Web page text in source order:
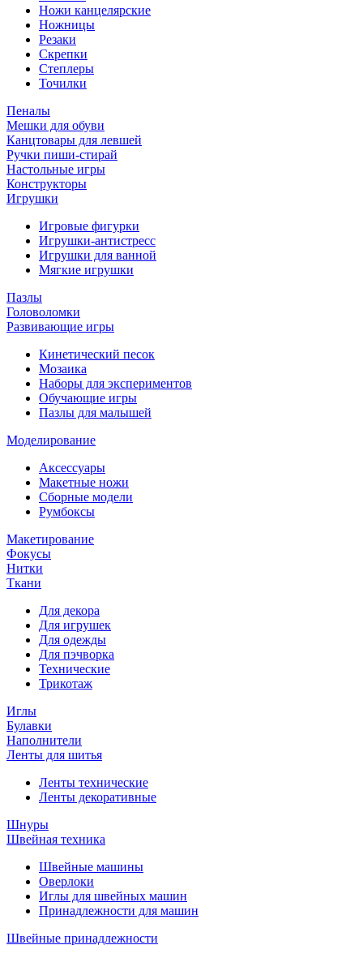
Ножи канцелярские
Ножницы
Резаки
Скрепки
Степлеры
Точилки
Пеналы
Мешки для обуви
Канцтовары для левшей
Ручки пиши-стирай
Настольные игры
Конструкторы
Игрушки
Игровые фигурки
Игрушки-антистресс
Игрушки для ванной
Мягкие игрушки
Пазлы
Головоломки
Развивающие игры
Кинетический песок
Мозаика
Наборы для экспериментов
Обучающие игры
Пазлы для малышей
Моделирование
Аксессуары
Макетные ножи
Сборные модели
Румбоксы
Макетирование
Фокусы
Нитки
Ткани
Для декора
Для игрушек
Для одежды
Для пэчворка
Технические
Трикотаж
Иглы
Булавки
Наполнители
Ленты для шитья
Ленты технические
Ленты декоративные
Шнуры
Швейная техника
Швейные машины
Оверлоки
Иглы для швейных машин
Принадлежности для машин
Швейные принадлежности